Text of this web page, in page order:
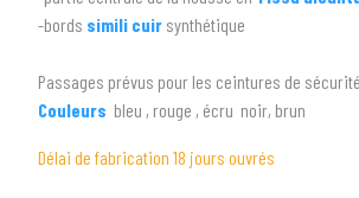
Tous les modèles
-bords simili cuir synthétique
Passages prévus pour les ceintures de sécurité
Couleurs bleu , rouge , écru noir, brun
Délai de fabrication 18 jours ouvrés